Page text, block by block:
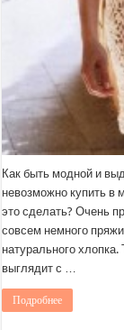
Как быть модной и
невозможно купить в
это сделать? Очень
совсем немного
натурального хлопка.
выглядит с …
Подробнее